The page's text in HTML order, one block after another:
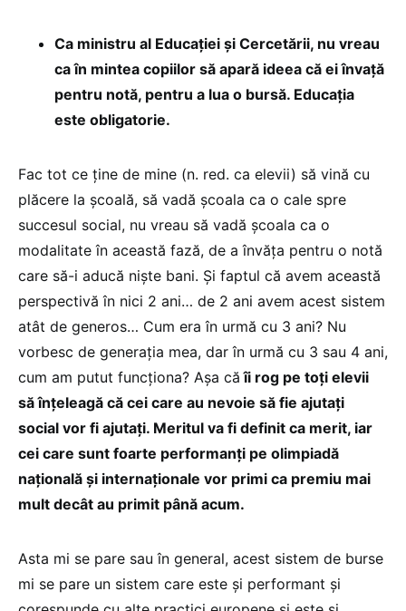
Ca ministru al Educației și Cercetării, nu vreau
ca în mintea copiilor să apară ideea că ei învață
pentru notă, pentru a lua o bursă. Educația
este obligatorie.
Fac tot ce ține de mine (n. red. ca elevii) să vină cu
plăcere la școală, să vadă școala ca o cale spre
succesul social, nu vreau să vadă școala ca o
modalitate în această fază, de a învăța pentru o notă
care să-i aducă niște bani. Și faptul că avem această
perspectivă în nici 2 ani… de 2 ani avem acest sistem
atât de generos… Cum era în urmă cu 3 ani? Nu
vorbesc de generația mea, dar în urmă cu 3 sau 4 ani,
cum am putut funcționa? Așa că îi rog pe toți elevii
să înțeleagă că cei care au nevoie să fie ajutați
social vor fi ajutați. Meritul va fi definit ca merit, iar
cei care sunt foarte performanți pe olimpiadă
națională și internaționale vor primi ca premiu mai
mult decât au primit până acum.
Asta mi se pare sau în general, acest sistem de burse
mi se pare un sistem care este și performant și